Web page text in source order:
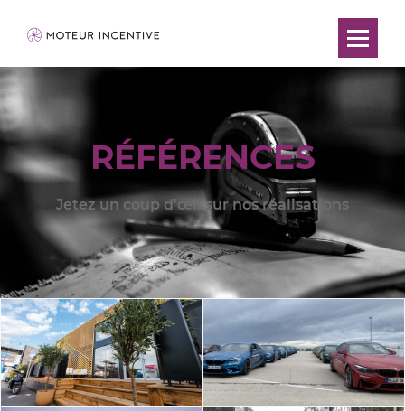
RÉFÉRENCES
Jetez un coup d'œil sur nos réalisations